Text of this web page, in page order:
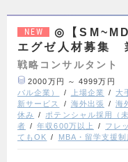
NEW
◎【
エグゼ人材募集
戦略コンサルタント
2000万円 ～ 4999万円
バル企業）
上場企業 大
新サービス
海外出張 海
休み
ポテンシャル採用（
者
年収600万以上 フレ
てもOK
MBA・留学支援制